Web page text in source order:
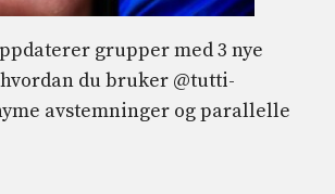
grupper med 3 nye
du bruker @tutti-
avstemninger og parallelle